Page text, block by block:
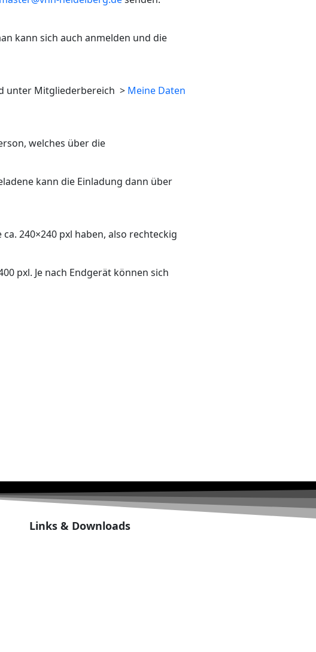
kann sich auch anmelden und die
unter Mitgliederbereich > Meine Daten
welches über die
kann die Einladung dann über
240×240 pxl haben, also rechteckig
pxl. Je nach Endgerät können sich
Links & Downloads